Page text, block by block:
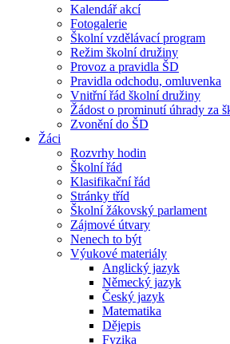
Kalendář akcí
Fotogalerie
Školní vzdělávací program
Režim školní družiny
Provoz a pravidla ŠD
Pravidla odchodu, omluvenka
Vnitřní řád školní družiny
Žádost o prominutí úhrady za
Zvonění do ŠD
Žáci
Rozvrhy hodin
Školní řád
Klasifikační řád
Stránky tříd
Školní žákovský parlament
Zájmové útvary
Nenech to být
Výukové materiály
Anglický jazyk
Německý jazyk
Český jazyk
Matematika
Dějepis
Fyzika